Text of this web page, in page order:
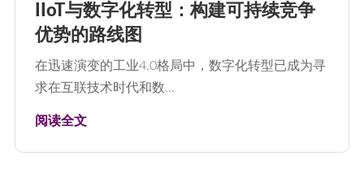
IIoT与数字化转型：构建可持续竞争
优势的路线图
在迅速演变的工业4.0格局中，数字化转型已成为寻
求在互联技术时代和数…
阅读全文